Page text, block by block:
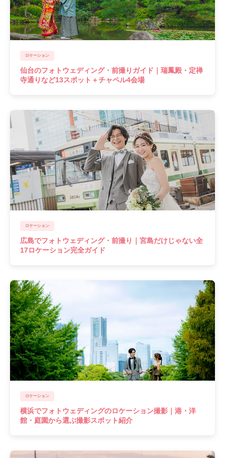
ロケーション
仙台のフォトウェディング・前撮りガイド｜瑞鳳殿・定禅
寺通りなど13スポット＋チャペル4会場
ロケーション
広島でフォトウェディング・前撮り｜宮島だけじゃない全
17ロケーション完全ガイド
ロケーション
横浜でフォトウェディングのロケーション撮影｜港・洋
館・庭園から選ぶ撮影スポット紹介